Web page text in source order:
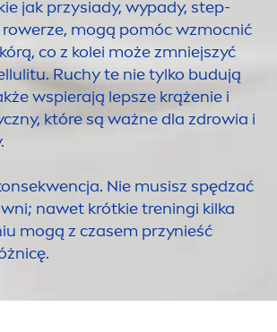
jak przysiady, wypady, step-
rowerze, mogą pomóc wzmocnić
co z kolei może zmniejszyć
Ruchy te nie tylko budują
wspierają lepsze krążenie i
które są ważne dla zdrowia i
Nie musisz spędzać
nawet krótkie treningi kilka
mogą z czasem przynieść